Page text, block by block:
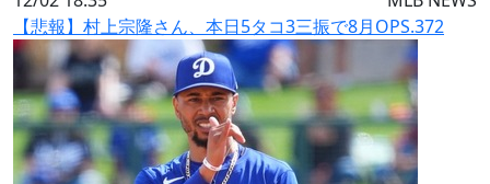
【悲報】村上宗隆さん、本日5タコ3三振で8月OPS.372